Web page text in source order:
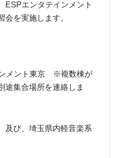
ESPエンタテインメント
会を実施します。
メント東京 ※複数棟が
途集合場所を連絡しま
び、埼玉県内軽音楽系